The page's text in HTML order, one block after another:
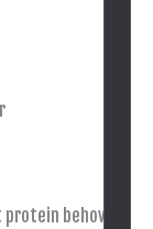
behov,